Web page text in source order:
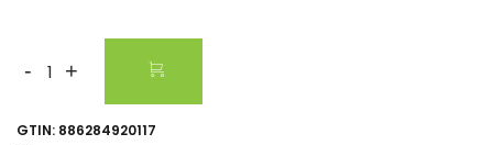
- +
GTIN: 886284920117